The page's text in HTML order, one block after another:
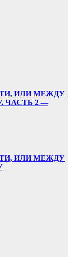
ИЛИ МЕЖДУ
ЧАСТЬ 2 —
ИЛИ МЕЖДУ